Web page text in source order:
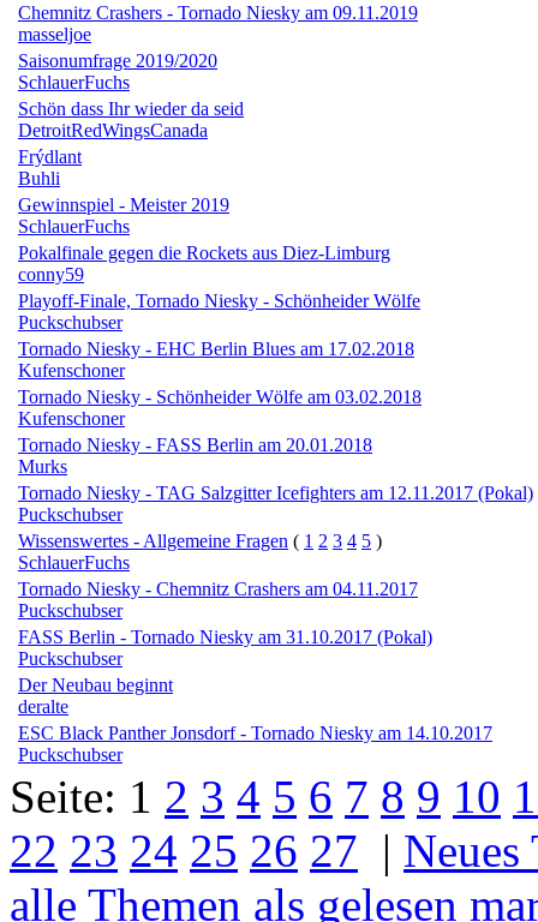
Chemnitz Crashers - Tornado Niesky am 09.11.2019
masseljoe
Saisonumfrage 2019/2020
SchlauerFuchs
Schön dass Ihr wieder da seid
DetroitRedWingsCanada
Frýdlant
Buhli
Gewinnspiel - Meister 2019
SchlauerFuchs
Pokalfinale gegen die Rockets aus Diez-Limburg
conny59
Playoff-Finale, Tornado Niesky - Schönheider Wölfe
Puckschubser
Tornado Niesky - EHC Berlin Blues am 17.02.2018
Kufenschoner
Tornado Niesky - Schönheider Wölfe am 03.02.2018
Kufenschoner
Tornado Niesky - FASS Berlin am 20.01.2018
Murks
Tornado Niesky - TAG Salzgitter Icefighters am 12.11.2017 (Pokal)
Puckschubser
Wissenswertes - Allgemeine Fragen ( 1 2 3 4 5 )
SchlauerFuchs
Tornado Niesky - Chemnitz Crashers am 04.11.2017
Puckschubser
FASS Berlin - Tornado Niesky am 31.10.2017 (Pokal)
Puckschubser
Der Neubau beginnt
deralte
ESC Black Panther Jonsdorf - Tornado Niesky am 14.10.2017
Puckschubser
Seite: 1 2 3 4 5 6 7 8 9 10
22 23 24 25 26 27 | Neues
alle Themen als gelesen